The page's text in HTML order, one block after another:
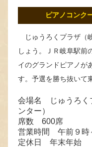
ピアノコンク
じゅうろくプラザ（
しょう。ＪＲ岐阜駅前
イのグランドピアノが
す。予選を勝ち抜いて
会場名 じゅうろく
ンター）
席数 600席
営業時間 午前９時
定休日 年末年始